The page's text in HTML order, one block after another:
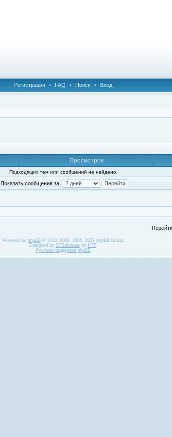
Регистрация • FAQ • Поиск • Вход
Просмотров
Подходящих тем или сообщений не найдено.
Показать сообщения за:
Powered by phpBB© 2000, 2002, 2005, 2007 phpBB Group.
Designed by STSoftwarefor PTF.
Русская поддержка phpBB